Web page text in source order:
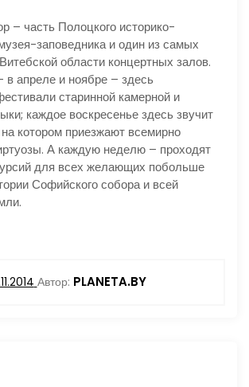
– часть Полоцкого историко-
заповедника и один из самых
области концертных залов.
в апреле и ноябре – здесь
старинной камерной и
каждое воскресенье здесь звучит
на котором приезжают всемирно
А каждую неделю – проходят
для всех желающих побольше
Софийского собора и всей
Автор: PLANETA.BY